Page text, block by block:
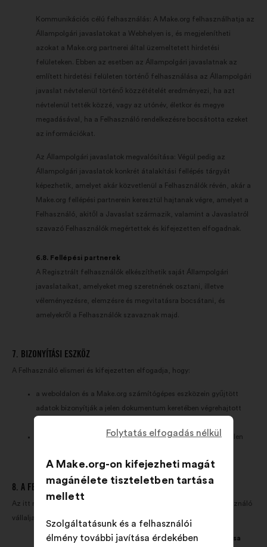
Kommunikációs célú felhasználás: A Make.org felhasználhatja az
Állampolgári javaslatokat a Webhelyen is, és megjelenítheti
azokat a Make.org partnerei által üzemeltetett hirdetési
felületeken. Ebben az esetben az Állampolgári javaslatnak az
említett hirdetési felületen történő felhasználása az Állampolgári
javaslat névtelenül történő közzétételét eredményezi, ha azt
névtelenül tették közzé, vagy az utónév, életkor és megye
megadásával, ha a Felhasználó rendelkezésre bocsátotta ezeket
az információkat.
Az Állampolgári javaslatok megvalósítása: Végül pedig az
Állampolgári javaslatok konkrét átalakítási fellépés tárgyát
képezhetik, amelyet akár közvetlenül a Felhasználók révén, akár a
Make.org fellépési partnerein keresztül hajtanak végre, amelyet a
Felhasználó, akitől a Javaslat származik, valamint a Javaslatról
szavazó Felhasználók megértettek és kifejezetten elfogadnak.
6.8. Fellépési partnerek
A Regisztrált felhasználók elkészíthetik saját Állampolgári
javaslataikat, amelyeket meg szeretnének osztani, illetve
véleményezésre, elemzésre és megvitatásra bocsátani, és
amelyekről a Felhasználók szavaznak majd.
7. BIZONYÍTÁSI ESZKÖZ
A Felhasználó elismeri és kifejezetten elfogadja, hogy:
a weboldalon és a Make.org számítógépes eszközein gyűjtött
adatok bizonyítják a jelen dokumentum keretében végrehajtott
ezek az adatok a felek közötti elfogadható bizonyíték egyetlen
8. A FELHASZNÁLÓ KÖTELEZETTSÉGEI
Az itt meghatározott egyéb kötelezettségek sérelme nélkül a Felhasználó
vállalja, hogy betartja a következő kötelezettségeket:
8.1. A jogszabályok és szabályozások tiszteletben tartása
Folytatás elfogadás nélkül
A Make.org-on kifejezheti magát
magánélete tiszteletben tartása
mellett
Szolgáltatásunk és a felhasználói
élmény további javítása érdekében